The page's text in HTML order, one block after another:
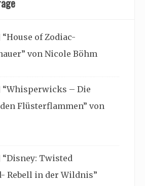
of Zodiac-
von Nicole Böhm
“Whisperwicks – Die
Flüsterflammen” von
“Disney: Twisted
Rebell in der Wildnis”